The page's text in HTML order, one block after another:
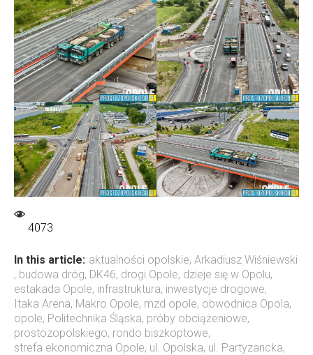
4073
In this article: aktualności opolskie, Arkadiusz Wiśniewski
, budowa dróg, DK46, drogi Opole, dzieje się w Opolu,
estakada Opole, infrastruktura, inwestycje drogowe,
Itaka Arena, Makro Opole, mzd opole, obwodnica Opola,
opole, Politechnika Śląska, próby obciążeniowe,
prostozopolskiego, rondo biszkoptowe,
strefa ekonomiczna Opole, ul. Opolska, ul. Partyzancka,